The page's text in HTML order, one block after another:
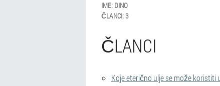
IME: DINO
ČLANCI:3
ČLANCI
Koje eterično ulje se može koristiti